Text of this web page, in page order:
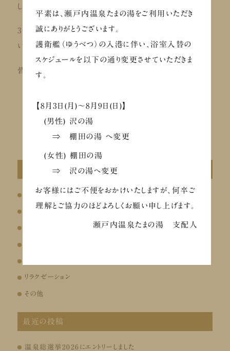
しっかり水分補給。
3月7日（土）は、たまの湯で「サウナの日」をお楽しみくださ
い。
皆さまのご来館を心よりお待ちしております。
一覧へ戻る
会員限定
イベント
リラクゼーション
その他
最近の投稿
温泉総選挙2026にエントリーしました
平素は、瀬戸内温泉たまの湯をご利用いただき
誠にありがとうございます。
護衛艦（ゆうべつ）の入港に伴い、浴室入替の
スケジュールを以下の通り変更させていただきま
す。
【8月3日(月)～8月9日(日)】
(男性) 沢の湯
⇒ 棚田の湯 へ変更
(女性) 棚田の湯
⇒ 沢の湯へ変更
お客様にはご不便をおかけいたしますが、何卒ご
理解とご協力のほどよろしくお願い申し上げます。
瀬戸内温泉たまの湯 支配人